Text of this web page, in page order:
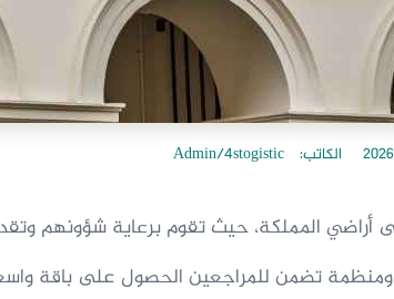
الكاتب: Admin/4stogistic
أراضي المملكة، حيث تقوم برعاية شؤونهم
ومنظمة تضمن للمراجعين الحصول على باقة